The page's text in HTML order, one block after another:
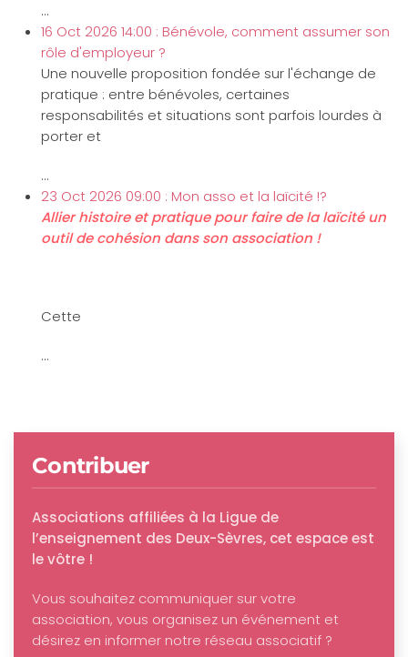
...
16 Oct 2026 14:00 : Bénévole, comment assumer son
rôle d'employeur ?
Une nouvelle proposition fondée sur l'échange de
pratique : entre bénévoles, certaines
responsabilités et situations sont parfois lourdes à
porter et
...
23 Oct 2026 09:00 : Mon asso et la laïcité !?
Allier histoire et pratique pour faire de la laïcité un
outil de cohésion dans son association !
Cette
...
Contribuer
Associations affiliées à la Ligue de
l’enseignement des Deux-Sèvres, cet espace est
le vôtre !
Vous souhaitez communiquer sur votre
association, vous organisez un événement et
désirez en informer notre réseau associatif ?